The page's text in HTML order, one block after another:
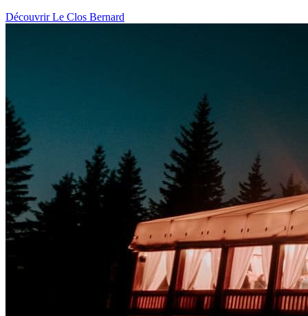
Découvrir Le Clos Bernard